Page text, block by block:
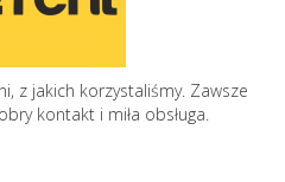
z jakich korzystaliśmy. Zawsze
kontakt i miła obsługa.